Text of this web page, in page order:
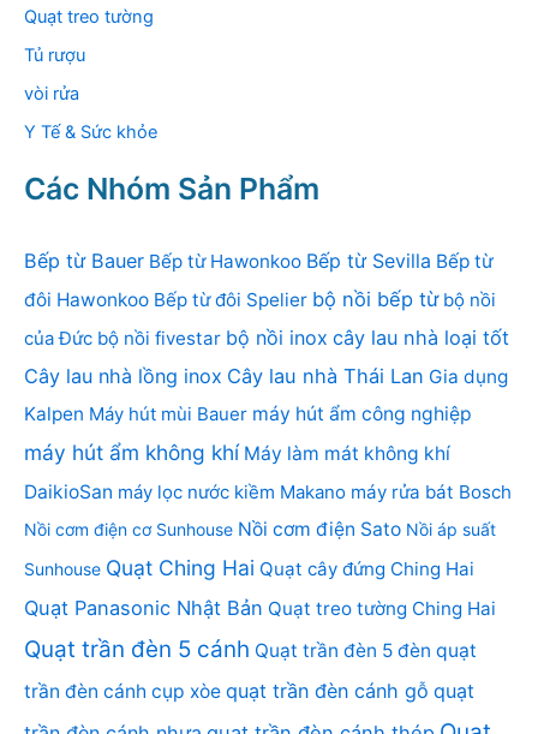
Quạt treo tường
Tủ rượu
vòi rửa
Y Tế & Sức khỏe
Các Nhóm Sản Phẩm
Bếp từ Bauer Bếp từ Hawonkoo Bếp từ Sevilla Bếp từ
đôi Hawonkoo Bếp từ đôi Spelier bộ nồi bếp từ bộ nồi
của Đức bộ nồi fivestar bộ nồi inox cây lau nhà loại tốt
Cây lau nhà lồng inox Cây lau nhà Thái Lan Gia dụng
Kalpen Máy hút mùi Bauer máy hút ẩm công nghiệp
máy hút ẩm không khí Máy làm mát không khí
DaikioSan máy lọc nước kiềm Makano máy rửa bát Bosch
Nồi cơm điện cơ Sunhouse Nồi cơm điện Sato Nồi áp suất
Sunhouse Quạt Ching Hai Quạt cây đứng Ching Hai
Quạt Panasonic Nhật Bản Quạt treo tường Ching Hai
Quạt trần đèn 5 cánh Quạt trần đèn 5 đèn quạt
trần đèn cánh cụp xòe quạt trần đèn cánh gỗ quạt